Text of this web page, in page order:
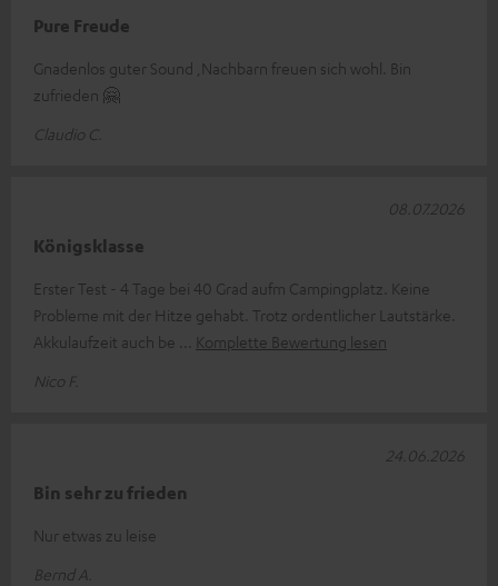
Pure Freude
Gnadenlos guter Sound ,Nachbarn freuen sich wohl. Bin
zufrieden 🤗
Claudio C.
Königsklasse
Erster Test - 4 Tage bei 40 Grad aufm Campingplatz. Keine
Probleme mit der Hitze gehabt. Trotz ordentlicher Lautstärke.
Akkulaufzeit auch be
Komplette Bewertung lesen
Nico F.
08.07.2026
Bin sehr zu frieden
Nur etwas zu leise
Bernd A.
24.06.2026